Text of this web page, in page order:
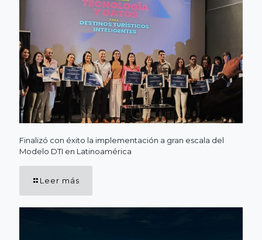
Finalizó con éxito la implementación a gran escala del
Modelo DTI en Latinoamérica
Leer más